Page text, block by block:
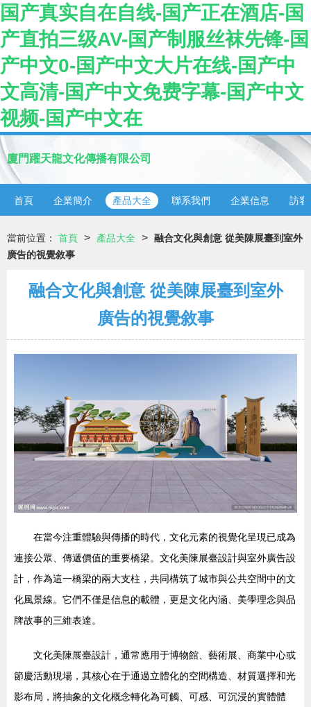
国产真实自在自线-国产正在酒店-国
产直拍三级AV-国产制服丝袜先锋-国
产中文0-国产中文大片在线-国产中
文高清-国产中文免费字幕-国产中文
视频-国产中文在
廈門躍天龍文化傳播有限公司
首頁 企業簡介 產品大全 聯系我們 企業信息 訪客
當前位置： 首頁 > 產品大全 > 融合文化與創意 從美陳展臺到室外
廣告的視覺敘事
融合文化與創意 從美陳展臺到室外
廣告的視覺敘事
在當今注重體驗與傳播的時代，文化元素的視覺化呈現已成為
連接公眾、傳遞價值的重要橋梁。文化美陳展臺設計與室外廣告設
計，作為這一橋梁的兩大支柱，共同構筑了城市與公共空間中的文
化風景線。它們不僅是信息的載體，更是文化內涵、美學理念與品
牌故事的三維表達。
文化美陳展臺設計，通常應用于博物館、藝術展、商業中心或
節慶活動現場，其核心在于通過立體化的空間構造、材質選擇和光
影布局，將抽象的文化概念轉化為可觸、可感、可沉浸的實體體